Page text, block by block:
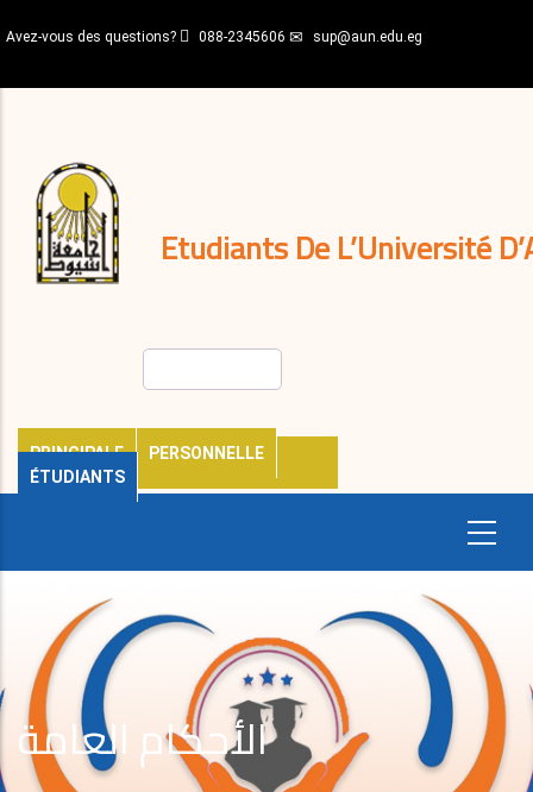
au
principal
Avez-vous des questions? 088-2345606 sup@aun.edu.eg
Etudiants De L’Université
PRINCIPALE
PERSONNELLE
ÉTUDIANTS
décisions
Expatriés
Journal
الأحكام العامة